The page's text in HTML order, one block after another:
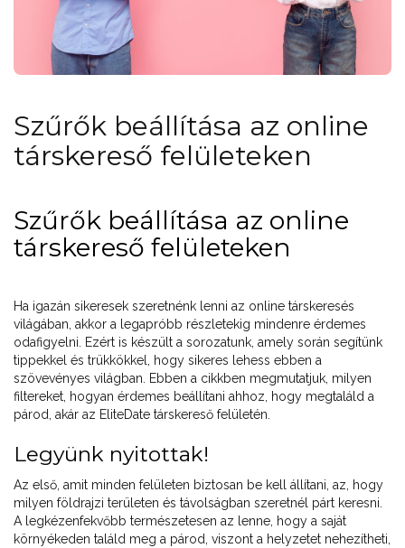
Szűrők beállítása az online
társkereső felületeken
Szűrők beállítása az online
társkereső felületeken
Ha igazán sikeresek szeretnénk lenni az online társkeresés
világában, akkor a legapróbb részletekig mindenre érdemes
odafigyelni. Ezért is készült a sorozatunk, amely során segítünk
tippekkel és trükkökkel, hogy sikeres lehess ebben a
szövevényes világban. Ebben a cikkben megmutatjuk, milyen
filtereket, hogyan érdemes beállítani ahhoz, hogy megtaláld a
párod, akár az EliteDate társkereső felületén.
Legyünk nyitottak!
Az első, amit minden felületen biztosan be kell állítani, az, hogy
milyen földrajzi területen és távolságban szeretnél párt keresni.
A legkézenfekvőbb természetesen az lenne, hogy a saját
környékeden találd meg a párod, viszont a helyzetet nehezítheti,